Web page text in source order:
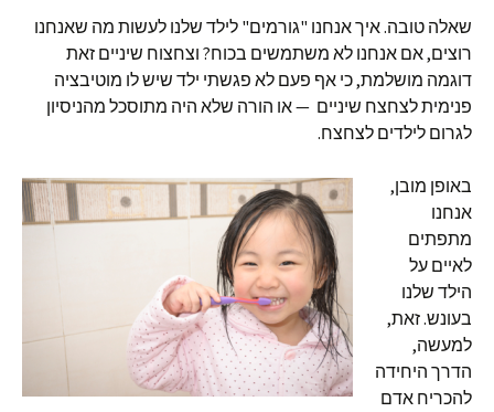
שאלה טובה. איך אנחנו "גורמים" לילד שלנו לעשות מה שאנחנו
רוצים, אם אנחנו לא משתמשים בכוח? וצחצוח שיניים זאת
דוגמה מושלמת, כי אף פעם לא פגשתי ילד שיש לו מוטיבציה
פנימית לצחצח שיניים — או הורה שלא היה מתוסכל מהניסיון
לגרום לילדים לצחצח.
באופן מובן,
אנחנו
מתפתים
לאיים על
הילד שלנו
בעונש. זאת,
למעשה,
הדרך היחידה
להכריח אדם